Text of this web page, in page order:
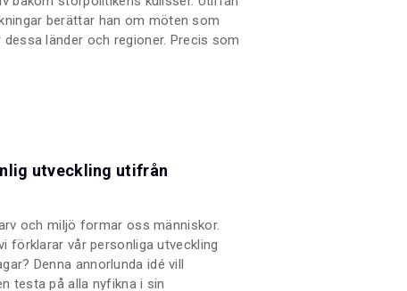
berättar han om möten som
länder och regioner. Precis som
och säkerhetspolitik.
utveckling utifrån
och miljö formar oss människor.
förklarar vår personliga utveckling
Denna annorlunda idé vill
testa på alla nyfikna i sin